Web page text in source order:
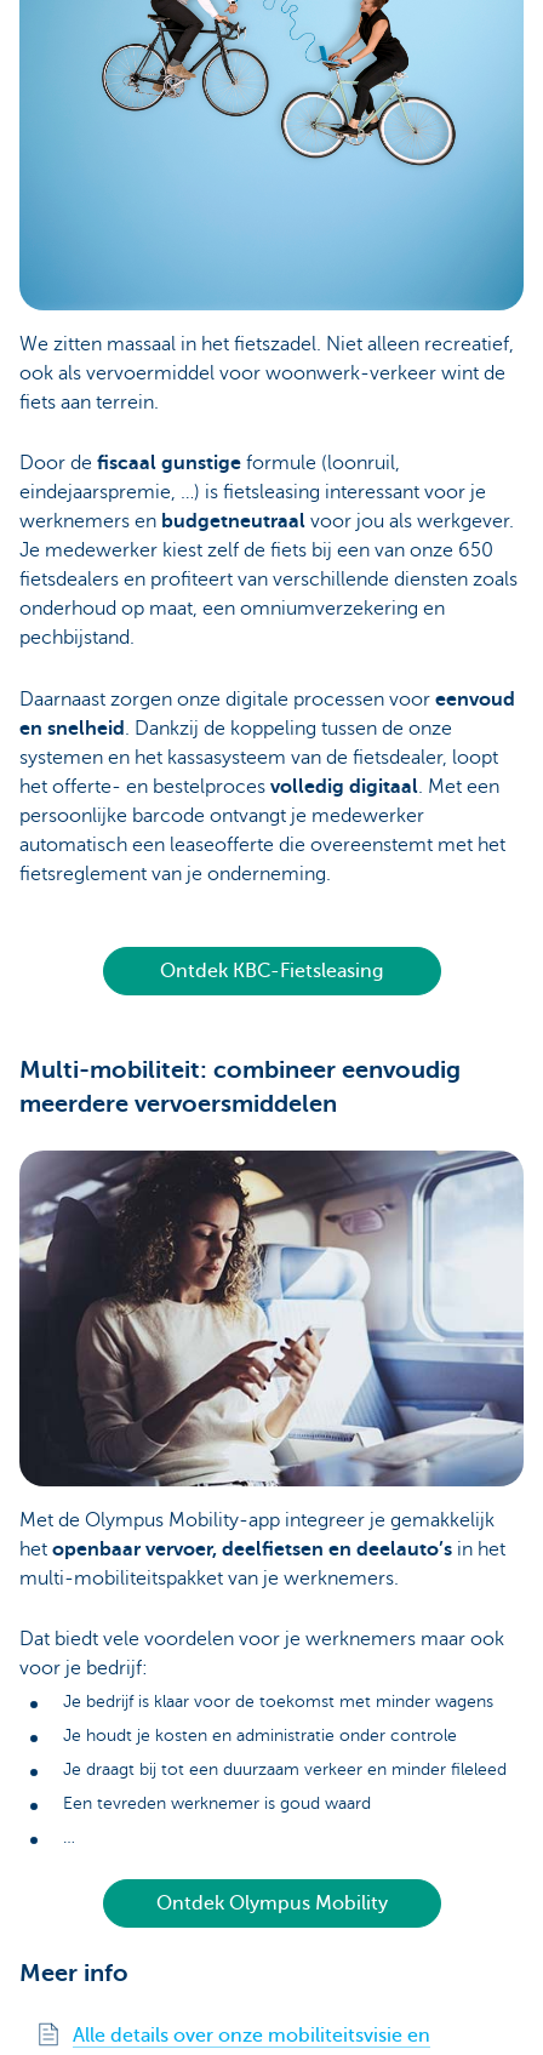
We zitten massaal in het fietszadel. Niet alleen recreatief,
ook als vervoermiddel voor woonwerk-verkeer wint de
fiets aan terrein.
Door de fiscaal gunstige formule (loonruil,
eindejaarspremie, …) is fietsleasing interessant voor je
werknemers en budgetneutraal voor jou als werkgever.
Je medewerker kiest zelf de fiets bij een van onze 650
fietsdealers en profiteert van verschillende diensten zoals
onderhoud op maat, een omniumverzekering en
pechbijstand.
Daarnaast zorgen onze digitale processen voor eenvoud
en snelheid
. Dankzij de koppeling tussen de onze
systemen en het kassasysteem van de fietsdealer, loopt
het offerte- en bestelproces volledig digitaal . Met een
persoonlijke barcode ontvangt je medewerker
automatisch een leaseofferte die overeenstemt met het
fietsreglement van je onderneming.
Ontdek KBC-Fietsleasing
Multi-mobiliteit: combineer eenvoudig
meerdere vervoersmiddelen
Met de Olympus Mobility-app integreer je gemakkelijk
het openbaar vervoer, deelfietsen en deelauto’s in het
multi-mobiliteitspakket van je werknemers.
Dat biedt vele voordelen voor je werknemers maar ook
voor je bedrijf:
Je bedrijf is klaar voor de toekomst met minder wagens
Je houdt je kosten en administratie onder controle
Je draagt bij tot een duurzaam verkeer en minder fileleed
Een tevreden werknemer is goud waard
…
Ontdek Olympus Mobility
Meer info
Alle details over onze mobiliteitsvisie en